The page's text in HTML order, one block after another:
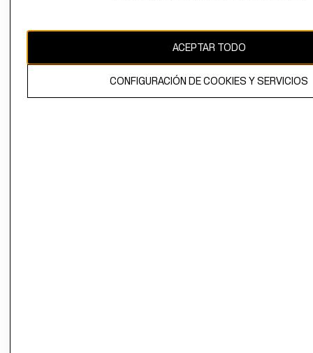
El contenido de esta página web está protegido por copyright y es
ACEPTAR TODO
CONFIGURACIÓN DE COOKIES Y SERVICIOS